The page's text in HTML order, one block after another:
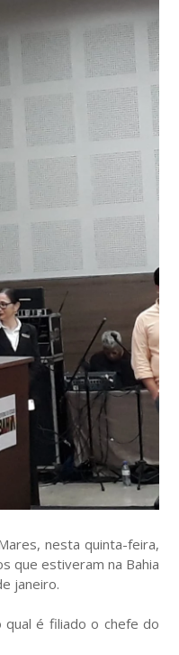
nesta quinta-feira,
que estiveram na Bahia
janeiro.
é filiado o chefe do